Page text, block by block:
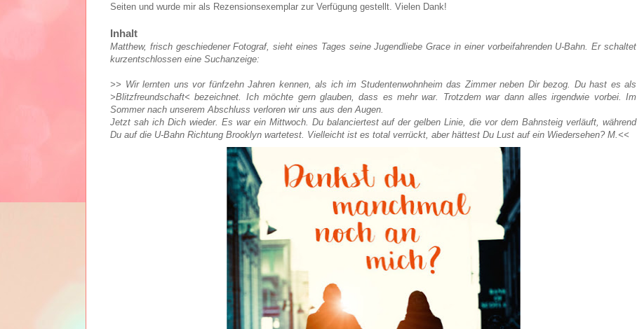
Seiten und wurde mir als Rezensionsexemplar zur Verfügung gestellt. Vielen Dank!
Inhalt
Matthew, frisch geschiedener Fotograf, sieht eines Tages seine Jugendliebe Grace in einer vorbeifahrenden U-Bahn. Er schaltet
kurzentschlossen eine Suchanzeige:
>> Wir lernten uns vor fünfzehn Jahren kennen, als ich im Studentenwohnheim das Zimmer neben Dir bezog. Du hast es als
>Blitzfreundschaft< bezeichnet. Ich möchte gern glauben, dass es mehr war. Trotzdem war dann alles irgendwie vorbei. Im
Sommer nach unserem Abschluss verloren wir uns aus den Augen.
Jetzt sah ich Dich wieder. Es war ein Mittwoch. Du balanciertest auf der gelben Linie, die vor dem Bahnsteig verläuft, während
Du auf die U-Bahn Richtung Brooklyn wartetest. Vielleicht ist es total verrückt, aber hättest Du Lust auf ein Wiedersehen? M.<<